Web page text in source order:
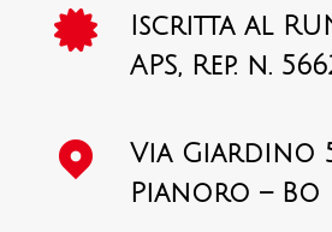
CORSI
CONTATTI
Iscritta al
APS, Rep. n.
Via Giardino
Pianoro – Bo